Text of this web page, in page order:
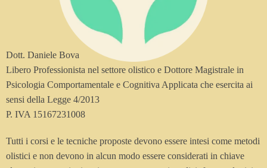
Dott. Daniele Bova
Libero Professionista nel settore olistico e Dottore Magistrale in
Psicologia Comportamentale e Cognitiva Applicata che esercita ai
sensi della Legge 4/2013
P. IVA 15167231008
Tutti i corsi e le tecniche proposte devono essere intesi come metodi
olistici e non devono in alcun modo essere considerati in chiave